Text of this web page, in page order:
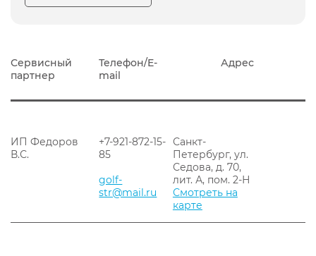
Сервисный
партнер
Телефон/E-
mail
Адрес
ИП Федоров
В.С.
+7-921-872-15-
85
golf-
str@mail.ru
Санкт-
Петербург, ул.
Седова, д. 70,
лит. А, пом. 2-Н
Смотреть на
карте